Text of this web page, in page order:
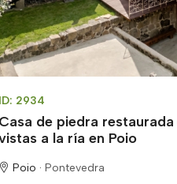
ID: 2934
Casa de piedra
a la ría en Poio
Poio · Pontevedra